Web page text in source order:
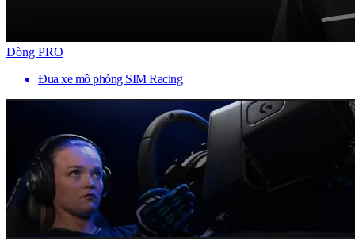
Dòng PRO
Đua xe mô phỏng SIM Racing